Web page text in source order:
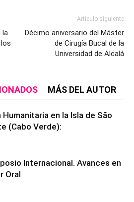
la
Artículo siguiente
Décimo aniversario del Máster
de Cirugía Bucal de la
Universidad de Alcalá
MÁS DEL AUTOR
Humanitaria en la Isla de São
(Cabo Verde):
Internacional. Avances en
Oral